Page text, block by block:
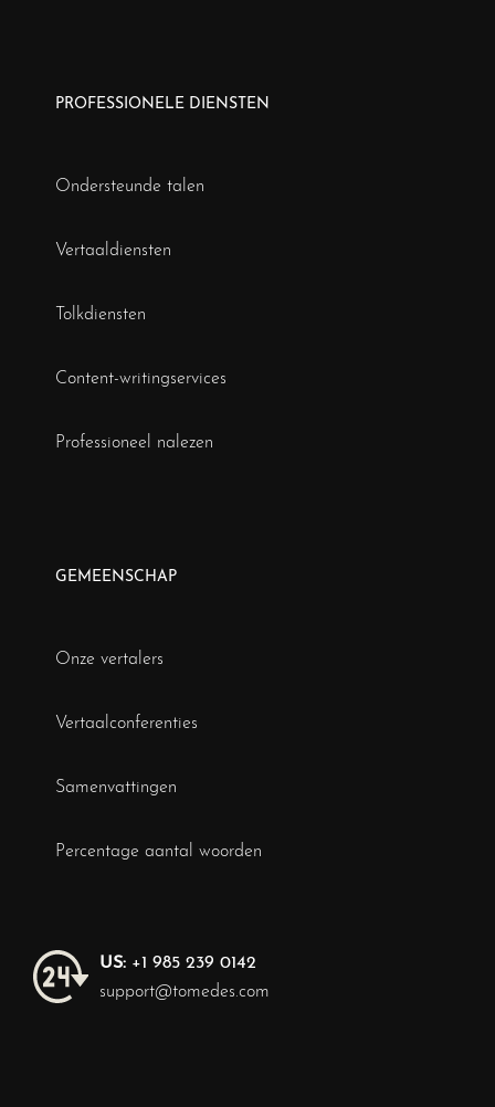
PROFESSIONELE DIENSTEN
Ondersteunde talen
Vertaaldiensten
Tolkdiensten
Content-writingservices
Professioneel nalezen
GEMEENSCHAP
Onze vertalers
Vertaalconferenties
Samenvattingen
Percentage aantal woorden
US: +1 985 239 0142
support@tomedes.com